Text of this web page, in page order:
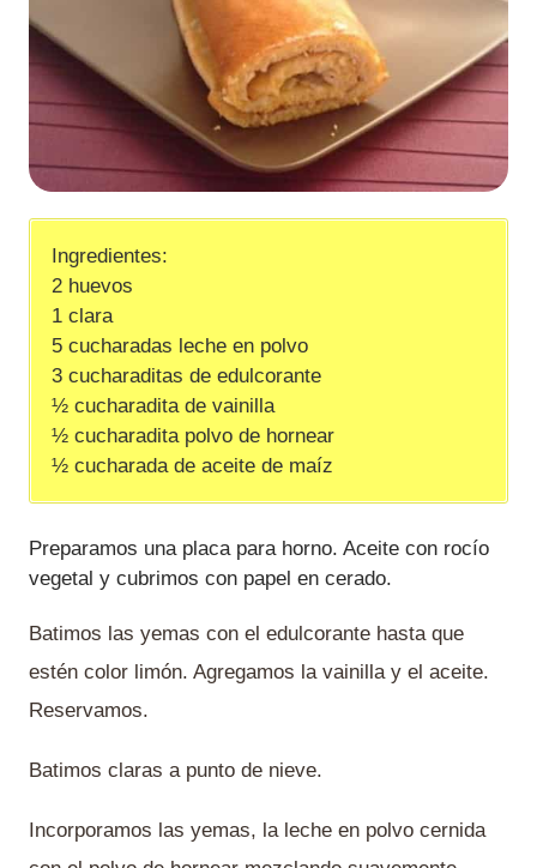
Ingredientes:
2 huevos
1 clara
5 cucharadas leche en polvo
3 cucharaditas de edulcorante
½ cucharadita de vainilla
½ cucharadita polvo de hornear
½ cucharada de aceite de maíz
Preparamos una placa para horno. Aceite con rocío
vegetal y cubrimos con papel en cerado.
Batimos las yemas con el edulcorante hasta que
estén color limón. Agregamos la vainilla y el aceite.
Reservamos.
Batimos claras a punto de nieve.
Incorporamos las yemas, la leche en polvo cernida